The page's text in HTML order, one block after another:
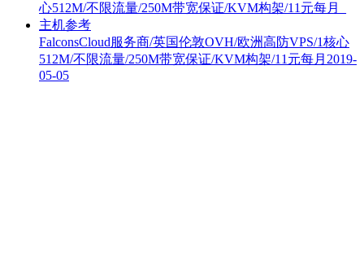
FalconsClo​​ud服务商/英国伦敦OVH/欧洲高防VPS/1核心
512M/不限流量/250M带宽保证/KVM构架/11元每月 2019-
05-05